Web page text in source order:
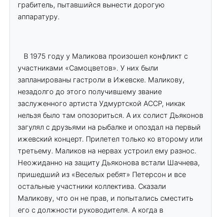
грабитель, пытавшийся вынести дорогую
аппаратуру.
В 1975 году у Маликова произошел конфликт с
участниками «Самоцветов». У них были
запланированы гастроли в Ижевске. Маликову,
незадолго до этого получившему звание
заслуженного артиста Удмуртской АССР, никак
нельзя было там опозориться. А их солист Дьяконов
загулял с друзьями на рыбалке и опоздал на первый
ижевский концерт. Прилетел только ко второму или
третьему. Маликов на нервах устроил ему разнос.
Неожиданно на защиту Дьяконова встали Шачнева,
пришедший из «Веселых ребят» Петерсон и все
остальные участники коллектива. Сказали
Маликову, что он не прав, и попытались сместить
его с должности руководителя. А когда в